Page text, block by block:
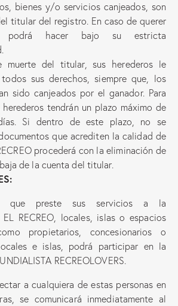
bienes y/o servicios canjeados, son
titular del registro. En caso de querer
podrá hacer bajo su estricta
muerte del titular, sus herederos le
sus derechos, siempre que, los
sido canjeados por el ganador. Para
tendrán un plazo máximo de
Si dentro de este plazo, no se
que acrediten la calidad de
procederá con la eliminación de
de la cuenta del titular.
que preste sus servicios a la
RECREO, locales, islas o espacios
propietarios, concesionarios o
e islas, podrá participar en la
RECREOLOVERS.
a cualquiera de estas personas en
se comunicará inmediatamente al